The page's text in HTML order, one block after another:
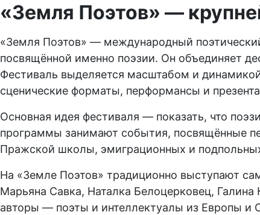
«Земля Поэтов» —
«Земля Поэтов» — международный
посвящённой именно поэзии. Он объединяет
Фестиваль выделяется масштабом и
сценические форматы, перформансы и
Основная идея фестиваля — показать, что
программы занимают события, посвящённые
Пражской школы, эмиграционных и
На «Земле Поэтов» традиционно выступают
Марьяна Савка, Наталка Белоцерковец,
авторы — поэты и интеллектуалы из Европы и